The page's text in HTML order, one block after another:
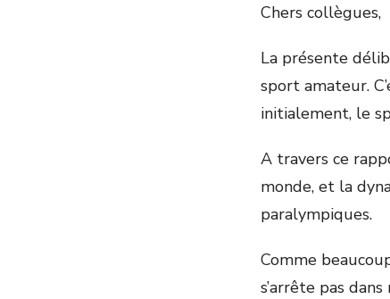
Chers collègues,
La présente
sport amateur.
initialement, le
A travers ce
monde, et la
paralympiques.
Comme
s’arrête pas